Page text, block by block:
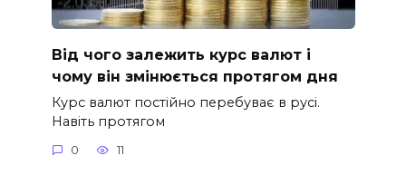
Від чого залежить курс валют і
чому він змінюється протягом дня
Курс валют постійно перебуває в русі.
Навіть протягом
0 11